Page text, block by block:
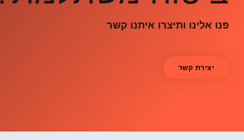
פנו אלינו ותיצרו איתנו קשר
יצירת קשר